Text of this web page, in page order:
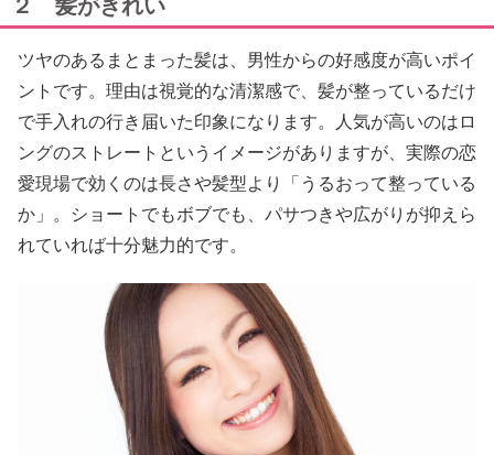
２ 髪がきれい
ツヤのあるまとまった髪は、男性からの好感度が高いポイ
ントです。理由は視覚的な清潔感で、髪が整っているだけ
で手入れの行き届いた印象になります。人気が高いのはロ
ングのストレートというイメージがありますが、実際の恋
愛現場で効くのは長さや髪型より「うるおって整っている
か」。ショートでもボブでも、パサつきや広がりが抑えら
れていれば十分魅力的です。